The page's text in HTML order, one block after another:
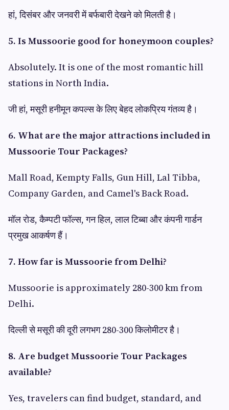
हां, दिसंबर और जनवरी में बर्फबारी देखने को मिलती है।
5. Is Mussoorie good for honeymoon couples?
Absolutely. It is one of the most romantic hill
stations in North India.
जी हां, मसूरी हनीमून कपल्स के लिए बेहद लोकप्रिय गंतव्य है।
6. What are the major attractions included in
Mussoorie Tour Packages?
Mall Road, Kempty Falls, Gun Hill, Lal Tibba,
Company Garden, and Camel's Back Road.
मॉल रोड, कैम्पटी फॉल्स, गन हिल, लाल टिब्बा और कंपनी गार्डन
प्रमुख आकर्षण हैं।
7. How far is Mussoorie from Delhi?
Mussoorie is approximately 280-300 km from
Delhi.
दिल्ली से मसूरी की दूरी लगभग 280-300 किलोमीटर है।
8. Are budget Mussoorie Tour Packages
available?
Yes, travelers can find budget, standard, and